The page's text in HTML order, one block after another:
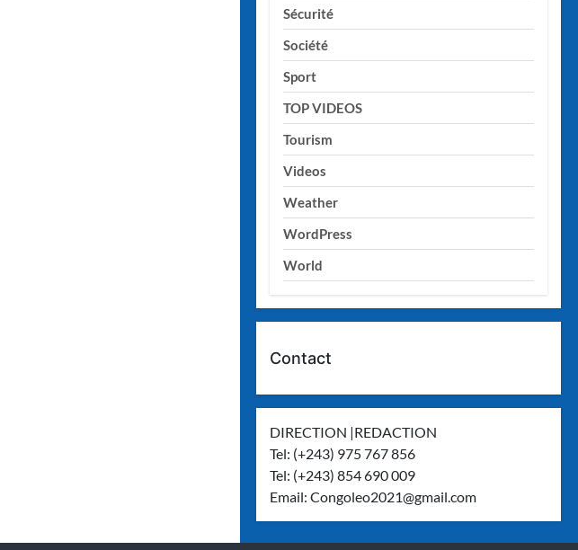
Sécurité
Société
Sport
TOP VIDEOS
Tourism
Videos
Weather
WordPress
World
Contact
DIRECTION |REDACTION
Tel: (+243) 975 767 856
Tel: (+243) 854 690 009
Email:Congoleo2021@gmail.com